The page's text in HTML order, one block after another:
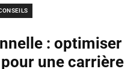
: optimiser
une carrière